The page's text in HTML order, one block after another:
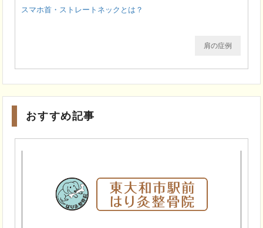
スマホ首・ストレートネックとは？
肩の症例
おすすめ記事